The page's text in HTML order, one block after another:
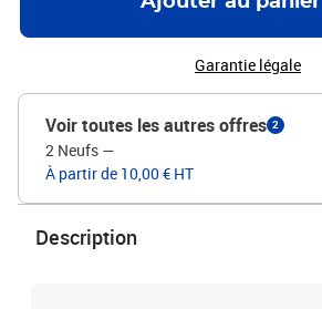
Garantie légale
Voir toutes les autres offres 2
2 Neufs —
À partir de 10,00 € HT
Description